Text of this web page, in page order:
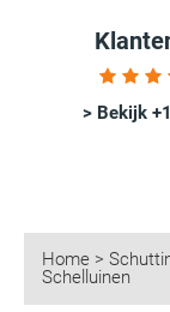
> Bekijk
Home >
Schelluinen